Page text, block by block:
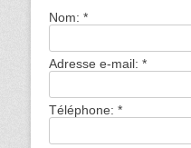
Nom: *
Adresse e-mail: *
Téléphone: *